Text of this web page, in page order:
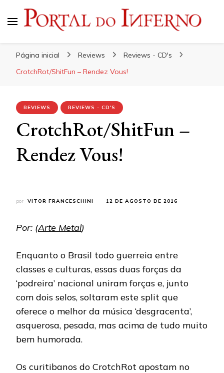
Página inicial Reviews
Reviews - CD's
CrotchRot/ShitFun – Rendez Vous!
REVIEWS REVIEWS - CD'S
CrotchRot/ShitFun –
Rendez Vous!
por VITOR FRANCESCHINI 12 DE AGOSTO DE 2016
Por: (Arte Metal)
Enquanto o Brasil todo guerreia entre
classes e culturas, essas duas forças da
‘podreira’ nacional uniram forças e, junto
com dois selos, soltaram este split que
oferece o melhor da música ‘desgracenta’,
asquerosa, pesada, mas acima de tudo muito
bem humorada.
Os curitibanos do CrotchRot apostam no